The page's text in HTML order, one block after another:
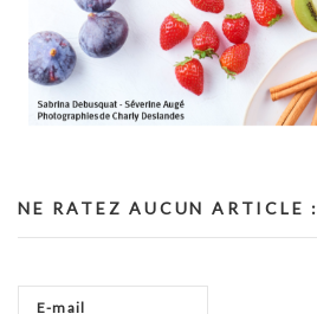
NE RATEZ AUCUN ARTICLE :